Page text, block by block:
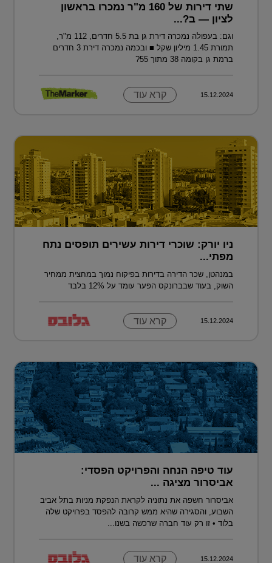
שתי דירות של 160 מ"ר נמכרו בראשון
לציון — ב?...
וגם: בעפולה נמכרה דירת גן בת 5.5 חדרים, 112 מ"ר,
תמורת 1.45 מיליון שקל ■ ובכמה נמכרה דירת 3 חדרים
ברמת גן בקומה 38 מתוך 55?
15.12.2024 קרא עוד
ניו יורק: שוכרי דירות עשירים תופסים נתח
מפתי...
במנהטן, שכר הדירה בדירות בפיקוח נמוך במחצית ממחיר
השוק, בעוד שבברונקס הפער עומד על 12% בלבד
15.12.2024 קרא עוד
עוד טיפה הנחה והפרויקט הפסדי:
אביסרור מציגה ...
אביסרור חשפה את נתוניה לקראת הנפקת מניות בתל אביב
השבוע, והסגירה שהיא ממש קרובה להפסד בפרויקט שלה
בלוד • זו רק עוד חברה שרכשה בשנו...
15.12.2024 קרא עוד